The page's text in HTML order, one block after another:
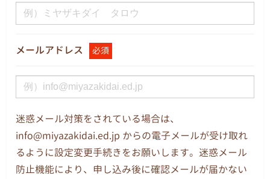
メールアドレス 必須
迷惑メール対策をされている場合は、
info@miyazakidai.ed.jp からの電子メールが受け取れ
るように設定変更手続きをお願いします。迷惑メール
防止機能により、申し込み後に確認メールが届かない